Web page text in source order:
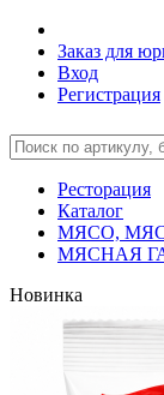
Заказ для
Вход
Регистрация
Ресторация
Каталог
МЯСО,
МЯСНАЯ
Новинка